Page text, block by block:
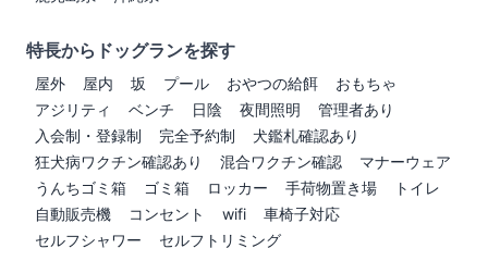
特長からドッグランを探す
屋外 屋内 坂 プール おやつの給餌
おもちゃ
アジリティ
ベンチ 日陰 夜間照明
管理者あり
入会制・登録制
完全予約制
犬鑑札確認あり
狂犬病ワクチン確認あり
混合ワクチン確認
マナーウェア
うんちゴミ箱
ゴミ箱 ロッカー 手荷物置き場
トイレ
自動販売機
コンセント wifi
車椅子対応
セルフシャワー
セルフトリミング